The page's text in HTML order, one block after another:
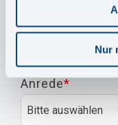
Nur
Anrede*